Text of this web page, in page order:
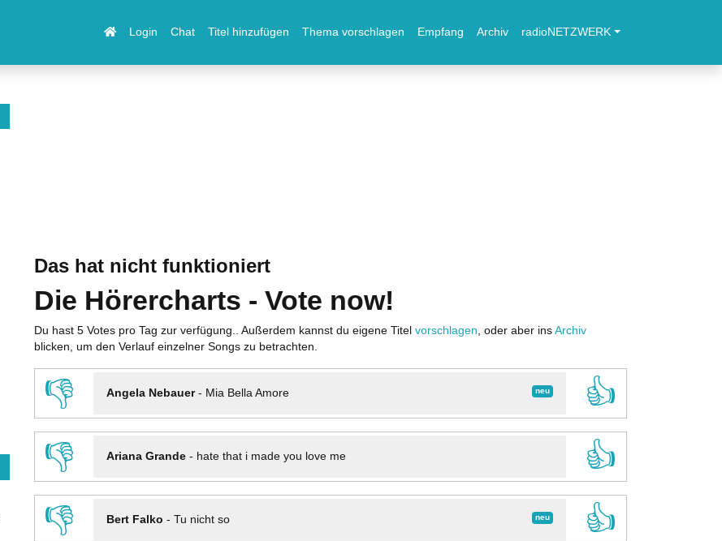
Login Chat Titel hinzufügen Thema vorschlagen Empfang Archiv radioNETZWERK
Das hat nicht funktioniert
Die Hörercharts - Vote now!
Du hast 5 Votes pro Tag zur verfügung.. Außerdem kannst du eigene Titel vorschlagen , oder aber ins Archiv
blicken, um den Verlauf einzelner Songs zu betrachten.
👎 neu
Angela Nebauer- Mia Bella Amore
👍
👎
Ariana Grande- hate that i made you love me
👍
👎
neu
Bert Falko - Tu nicht so
👍